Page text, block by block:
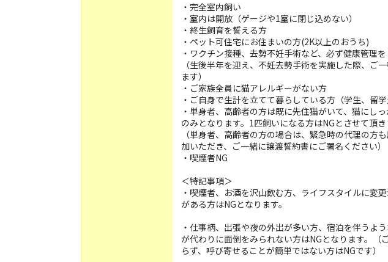
・完全室内飼い
・室内は開放（ゲージや1室に閉じ込めない）
・終生飼育を誓える方
・ペット可住宅にお住まいの方(2K以上のおうち)
・ワクチン接種、去勢不妊手術など、必ず健康管理
（生後半年を迎え、不妊去勢手術を実施した際、ご
ます）
・ご家族全員に猫アレルギーがない方
・ご自身で生計を立てて暮らしている方（学生、留学
・単身者、高齢者の方は既に先住猫がいて、猫にし
のみとなります。1匹飼いになる方はNGとさせて頂き
（単身者、高齢者の方の場合は、緊急時の代理の方
加いただき、ご一緒に譲渡誓約書にご署名ください）
・喫煙者NG
＜特記事項＞
・喫煙者、お酒を沢山飲む方、ライフスタイルに変
がある方はNGとなります。
・仕事柄、出張や夜の外出が多い方、宿泊を伴うよ
が代わりに面倒をみられない方はNGとなります。（
らず、呼び寄せることが簡単ではない方はNGです）